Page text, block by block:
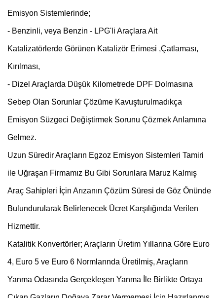
Emisyon Sistemlerinde;
- Benzinli, veya Benzin - LPG'li Araçlara Ait
Katalizatörlerde Görünen Katalizör Erimesi ,Çatlaması,
Kırılması,
- Dizel Araçlarda Düşük Kilometrede DPF Dolmasına
Sebep Olan Sorunlar Çözüme Kavuşturulmadıkça
Emisyon Süzgeci Değiştirmek Sorunu Çözmek Anlamına
Gelmez.
Uzun Süredir Araçların Egzoz Emisyon Sistemleri Tamiri
ile Uğraşan Firmamız Bu Gibi Sorunlara Maruz Kalmış
Araç Sahipleri İçin Arızanın Çözüm Süresi de Göz Önünde
Bulundurularak Belirlenecek Ücret Karşılığında Verilen
Hizmettir.
Katalitik Konvertörler; Araçların Üretim Yıllarına Göre Euro
4, Euro 5 ve Euro 6 Normlarında Üretilmiş, Araçların
Yanma Odasında Gerçekleşen Yanma İle Birlikte Ortaya